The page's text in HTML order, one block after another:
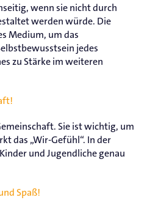
wenn sie nicht durch
werden würde. Die
Medium, um das
jedes
zu Stärke im weiteren
Sie ist wichtig, um
das „Wir-Gefühl“. In der
und Jugendliche genau
Spaß!